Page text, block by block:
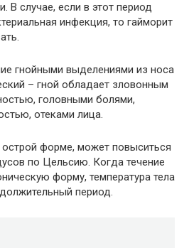
В случае, если в этот период
инфекция, то гайморит
гнойными выделениями из носа
– гной обладает зловонным
головными болями,
отеками лица.
острой форме, может повыситься
по Цельсию. Когда течение
форму, температура тела
период.